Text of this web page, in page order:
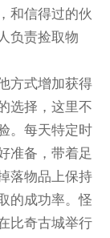
和信得过的伙
负责捡取物
方式增加获得
选择，这里不
。每天特定时
准备，带着足
落物品上保持
的成功率。怪
比奇古城举行